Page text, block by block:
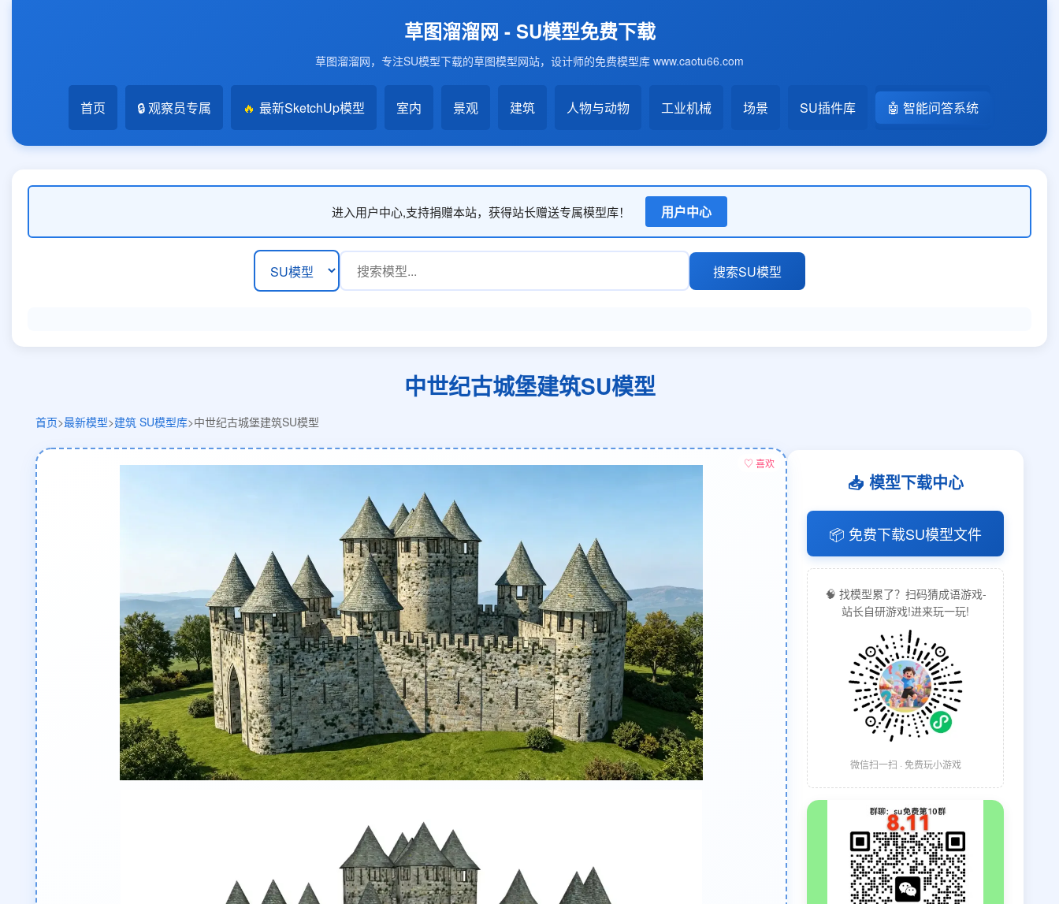
草图溜溜网 - SU模型免费下载
草图溜溜网，专注SU模型下载的草图模型网站，设计师的免费模型库 www.caotu66.com
首页 🔒 观察员专属 🔥 最新SketchUp模型 室内 景观 建筑 人物与动物 工业机械 场景 SU插件库 🤖 智能问答系统
进入用户中心,支持捐赠本站，获得站长赠送专属模型库！ 用户中心
搜索SU模型
中世纪古城堡建筑SU模型
首页>最新模型>建筑 SU模型库>中世纪古城堡建筑SU模型
♡ 喜欢
📥 模型下载中心
📦 免费下载SU模型文件
🧠 找模型累了？扫码猜成语游戏-
站长自研游戏!进来玩一玩!
微信扫一扫 · 免费玩小游戏